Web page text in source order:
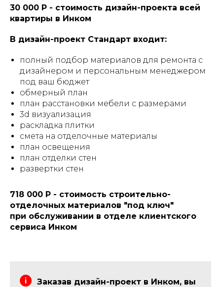
30 000 Р - стоимость дизайн-проекта всей
квартиры в Инком
В дизайн-проект Стандарт входит:
полный подбор материалов для ремонта с
дизайнером и персональным менеджером
под ваш бюджет
обмерный план
план расстановки мебели с размерами
3d визуализация
раскладка плитки
смета на отделочные материалы
план освещения
план отделки стен
развертки стен
718 000 Р - стоимость строительно-
отделочных материалов "под ключ"
при обслуживании в отделе клиентского
сервиса Инком
Заказав дизайн-проект в Инком, вы